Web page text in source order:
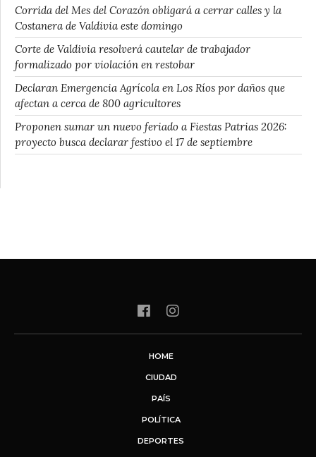
Corrida del Mes del Corazón obligará a cerrar calles y la
Costanera de Valdivia este domingo
Corte de Valdivia resolverá cautelar de trabajador
formalizado por violación en restobar
Declaran Emergencia Agrícola en Los Ríos por daños que
afectan a cerca de 800 agricultores
Proponen sumar un nuevo feriado a Fiestas Patrias 2026:
proyecto busca declarar festivo el 17 de septiembre
HOME
CIUDAD
PAÍS
POLÍTICA
DEPORTES